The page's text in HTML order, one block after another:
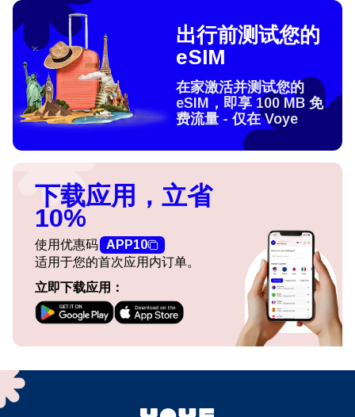
出行前测试您的
eSIM
在家激活并测试您的
eSIM，即享 100 MB 免
费流量 - 仅在 Voye
下载应用，立省
10%
使用优惠码 APP10
适用于您的首次应用内订单。
立即下载应用：